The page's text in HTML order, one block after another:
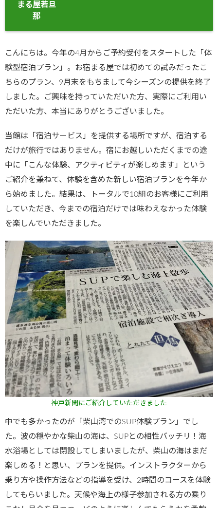
まる屋若旦
那
こんにちは。今年の4月からご予約受付をスタートした「体
験型宿泊プラン」。お宿まる屋では初めての試みだったこ
ちらのプラン、9月末をもちまして今シーズンの提供を終了
しました。ご興味を持っていただいた方、実際にご利用い
ただいた方、本当にありがとうございました。
当館は「宿泊サービス」を提供する場所ですが、宿泊する
だけが旅行ではありません。宿にお越しいただくまでの途
中に「こんな体験、アクティビティが楽しめます」という
ご紹介を兼ねて、体験を含めた新しい宿泊プランを今年か
ら始めました。結果は、トータルで10組のお客様にご利用
していただき、今までの宿泊だけでは味わえなかった体験
を楽しんでいただきました。
神戸新聞にご紹介していただきました
中でも多かったのが「柴山湾でのSUP体験プラン」でし
た。波の穏やかな柴山の海は、SUPとの相性バッチリ！海
水浴場としては閉設してしまいましたが、柴山の海はまだ
楽しめる！と思い、プランを提供。インストラクターから
乗り方や操作方法などの指導を受け、2時間のコースを体験
してもらいました。天候や海上の様子参加される方の乗り